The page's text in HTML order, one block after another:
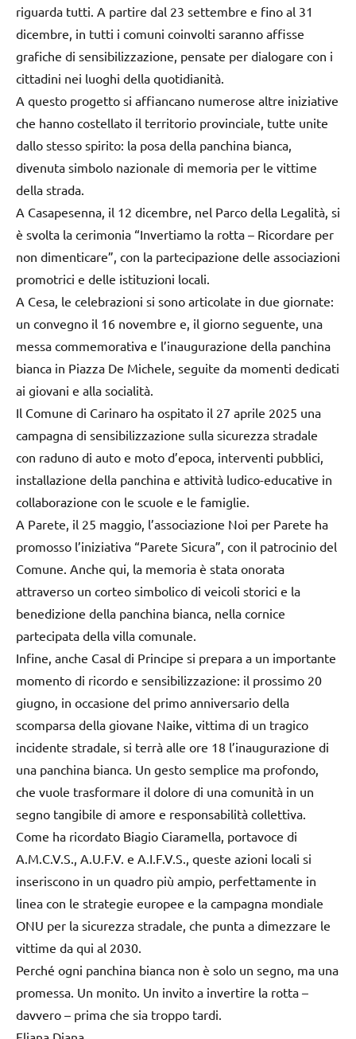
riguarda tutti. A partire dal 23 settembre e fino al 31
dicembre, in tutti i comuni coinvolti saranno affisse
grafiche di sensibilizzazione, pensate per dialogare con i
cittadini nei luoghi della quotidianità.
A questo progetto si affiancano numerose altre iniziative
che hanno costellato il territorio provinciale, tutte unite
dallo stesso spirito: la posa della panchina bianca,
divenuta simbolo nazionale di memoria per le vittime
della strada.
A Casapesenna, il 12 dicembre, nel Parco della Legalità, si
è svolta la cerimonia “Invertiamo la rotta – Ricordare per
non dimenticare”, con la partecipazione delle associazioni
promotrici e delle istituzioni locali.
A Cesa, le celebrazioni si sono articolate in due giornate:
un convegno il 16 novembre e, il giorno seguente, una
messa commemorativa e l’inaugurazione della panchina
bianca in Piazza De Michele, seguite da momenti dedicati
ai giovani e alla socialità.
Il Comune di Carinaro ha ospitato il 27 aprile 2025 una
campagna di sensibilizzazione sulla sicurezza stradale
con raduno di auto e moto d’epoca, interventi pubblici,
installazione della panchina e attività ludico-educative in
collaborazione con le scuole e le famiglie.
A Parete, il 25 maggio, l’associazione Noi per Parete ha
promosso l’iniziativa “Parete Sicura”, con il patrocinio del
Comune. Anche qui, la memoria è stata onorata
attraverso un corteo simbolico di veicoli storici e la
benedizione della panchina bianca, nella cornice
partecipata della villa comunale.
Infine, anche Casal di Principe si prepara a un importante
momento di ricordo e sensibilizzazione: il prossimo 20
giugno, in occasione del primo anniversario della
scomparsa della giovane Naike, vittima di un tragico
incidente stradale, si terrà alle ore 18 l’inaugurazione di
una panchina bianca. Un gesto semplice ma profondo,
che vuole trasformare il dolore di una comunità in un
segno tangibile di amore e responsabilità collettiva.
Come ha ricordato Biagio Ciaramella, portavoce di
A.M.C.V.S., A.U.F.V. e A.I.F.V.S., queste azioni locali si
inseriscono in un quadro più ampio, perfettamente in
linea con le strategie europee e la campagna mondiale
ONU per la sicurezza stradale, che punta a dimezzare le
vittime da qui al 2030.
Perché ogni panchina bianca non è solo un segno, ma una
promessa. Un monito. Un invito a invertire la rotta –
davvero – prima che sia troppo tardi.